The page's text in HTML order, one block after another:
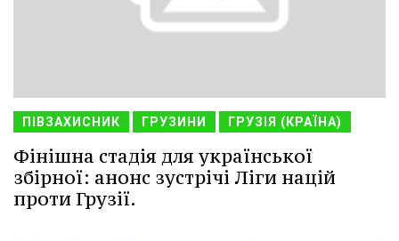
ПІВЗАХИСНИК ГРУЗИНИ ГРУЗІЯ (КРАЇНА)
Фінішна стадія для української
збірної: анонс зустрічі Ліги націй
проти Грузії.